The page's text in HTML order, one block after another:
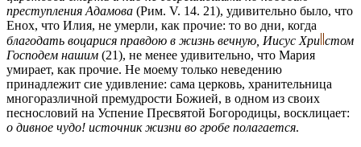
преступления Адамова (Рим. V. 14. 21), удивительно было, что
Енох, что Илия, не умерли, как прочие: то во дни, когда
благодать воцарися правдою в жизнь вечную, Иисус Хри стом
Господем нашим (21), не менее удивительно, что Мария
умирает, как прочие. Не моему только неведению
принадлежит сие удивление: сама церковь, хранительница
многоразличной премудрости Божией, в одном из своих
песнословий на Успение Пресвятой Богородицы, восклицает:
о дивное чудо! источник жизни во гробе полагается.